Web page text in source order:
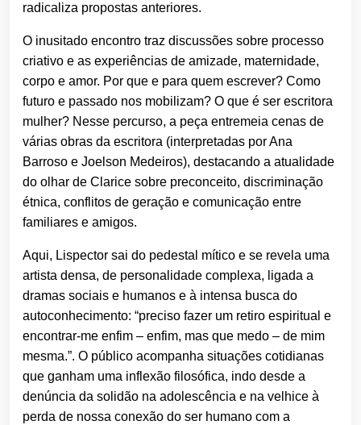
radicaliza propostas anteriores.
O inusitado encontro traz discussões sobre processo
criativo e as experiências de amizade, maternidade,
corpo e amor. Por que e para quem escrever? Como
futuro e passado nos mobilizam? O que é ser escritora
mulher? Nesse percurso, a peça entremeia cenas de
várias obras da escritora (interpretadas por Ana
Barroso e Joelson Medeiros), destacando a atualidade
do olhar de Clarice sobre preconceito, discriminação
étnica, conflitos de geração e comunicação entre
familiares e amigos.
Aqui, Lispector sai do pedestal mítico e se revela uma
artista densa, de personalidade complexa, ligada a
dramas sociais e humanos e à intensa busca do
autoconhecimento: “preciso fazer um retiro espiritual e
encontrar-me enfim – enfim, mas que medo – de mim
mesma.”. O público acompanha situações cotidianas
que ganham uma inflexão filosófica, indo desde a
denúncia da solidão na adolescência e na velhice à
perda de nossa conexão do ser humano com a